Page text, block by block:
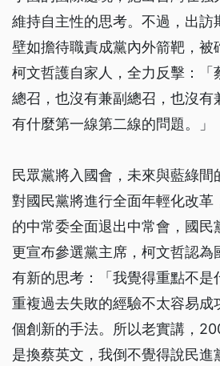
維持自主性的思考。不過，出訪
壁如擔待職責成黨內外箭靶，被
柯文哲護自家人，全力反擊：「
總召，也沒有兼副總召，也沒有
有什麼第一線第二線的問題。」
民眾黨將入國會，未來與藍綠間
對國民黨將進行全面年輕化改
的中常委全面退出中常會，國
更宣布參選黨主席，柯文哲認為
有新的思考：「我覺得重點不是
重複過去失敗的經驗不太容易成
個創新的手法。所以老實講，
是換蔡英文，我倒不覺得說民進